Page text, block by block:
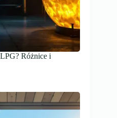
Różnice i